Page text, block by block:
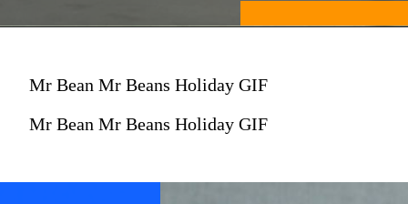
Mr Bean Mr Beans Holiday GIF
Mr Bean Mr Beans Holiday GIF